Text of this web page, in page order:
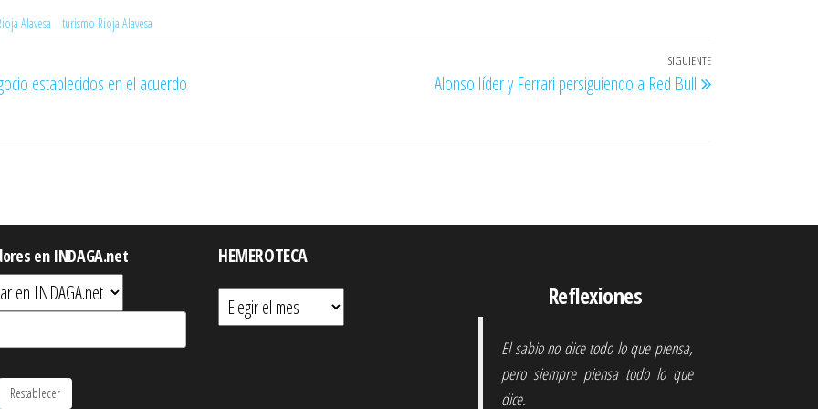
Alavesa turismo Rioja Alavesa
establecidos en el acuerdo
Entrada
siguiente
SIGUIENTE
Alonso líder y Ferrari persiguiendo a Red Bull
en INDAGA.net
HEMEROTECA
Hemeroteca
Reflexiones
El sabio no dice todo lo que piensa,
pero siempre piensa todo lo que
dice.